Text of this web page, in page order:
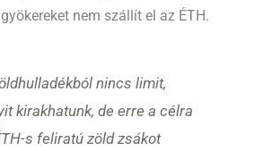
nem szállít el az ÉTH.
nincs limit,
kirakhatunk, de erre a célra
s feliratú zöld zsákot